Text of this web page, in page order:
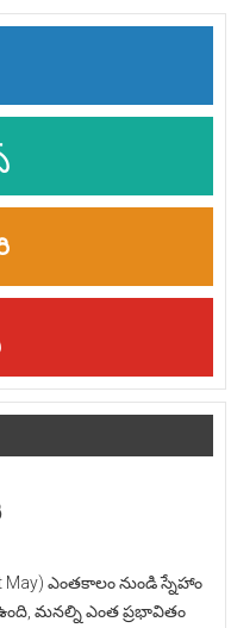
May) ఎంతకాలం నుండి స్నేహాం
మనల్ని ఎంత ప్రభావితం